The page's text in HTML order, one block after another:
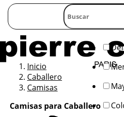
Inicio
Caballero
Camisas
Camisas para Caballero